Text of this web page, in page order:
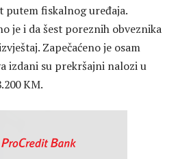
fiskalnog uređaja.
je i da šest poreznih obveznika
Zapečaćeno je osam
izdani su prekršajni nalozi u
KM.